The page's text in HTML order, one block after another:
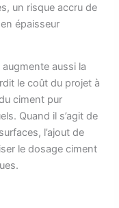
un risque accru de
épaisseur
aussi la
le coût du projet à
ciment pur
Quand il s’agit de
l’ajout de
le dosage ciment